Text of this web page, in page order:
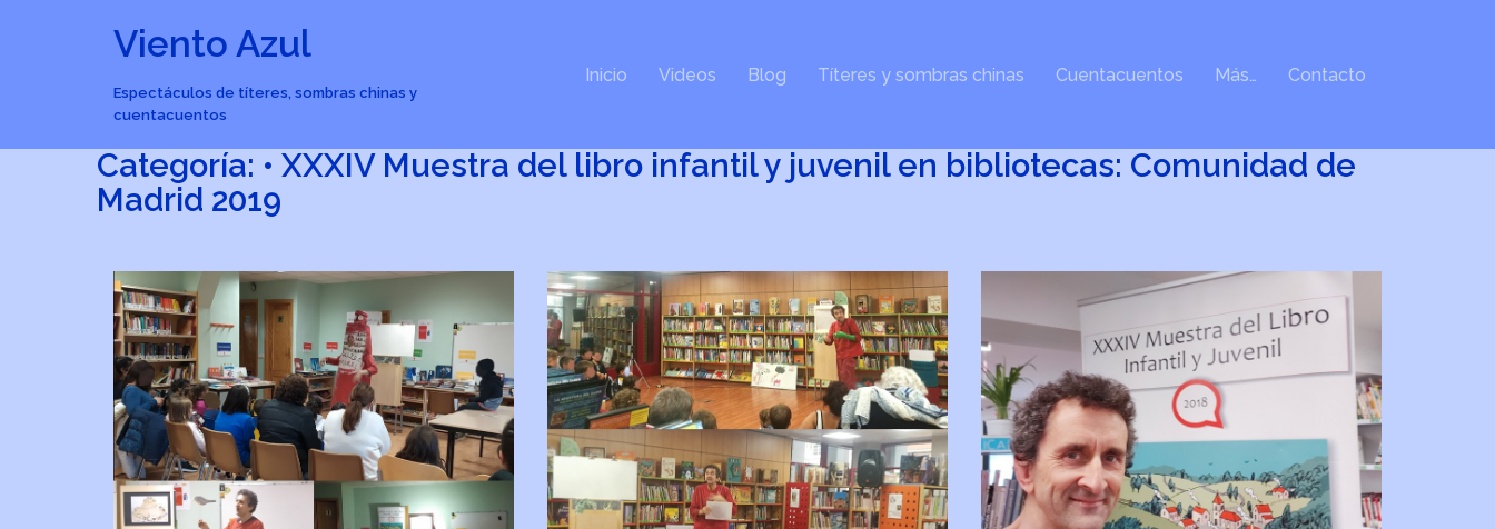
Viento Azul
Espectáculos de títeres, sombras chinas y
cuentacuentos
Inicio Videos Blog Títeres y sombras chinas Cuentacuentos Más… Contacto
Categoría: • XXXIV Muestra del libro infantil y juvenil en bibliotecas: Comunidad de
Madrid 2019